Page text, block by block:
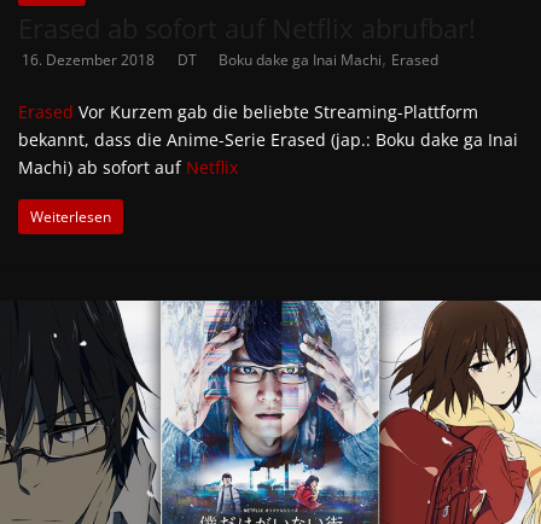
16. Dezember 2018 DT Boku dake ga Inai Machi, Erased
Erased Vor Kurzem gab die beliebte Streaming-Plattform
bekannt, dass die Anime-Serie Erased (jap.: Boku dake ga Inai
Machi) ab sofort auf Netflix
Weiterlesen